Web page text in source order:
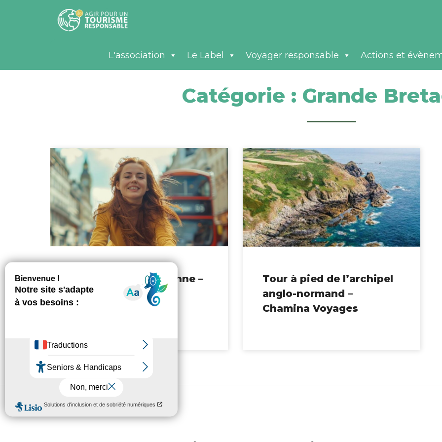
L'association Le Label Voyager responsable Actions et
Catégorie : Grande
Escapade Londonienne –
Tango
Tour à pied de l’archipel
anglo-normand –
Chamina Voyages